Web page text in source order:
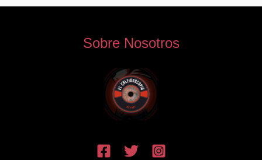
Sobre Nosotros